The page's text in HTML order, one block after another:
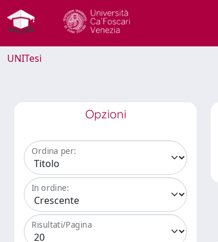
UNITesi
Opzioni
Ordina per:
In ordine:
Risultati/Pagina